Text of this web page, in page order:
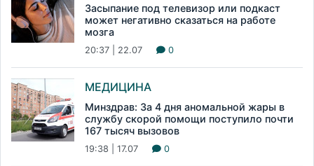
Засыпание под телевизор или подкаст
может негативно сказаться на работе
мозга
20:37 | 22.07 0
МЕДИЦИНА
Минздрав: За 4 дня аномальной жары в
службу скорой помощи поступило почти
167 тысяч вызовов
19:38 | 17.07 0